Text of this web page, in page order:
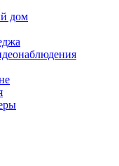
дом